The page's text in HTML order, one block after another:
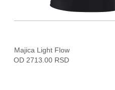
Majica Light Flow
OD 2713.00 RSD